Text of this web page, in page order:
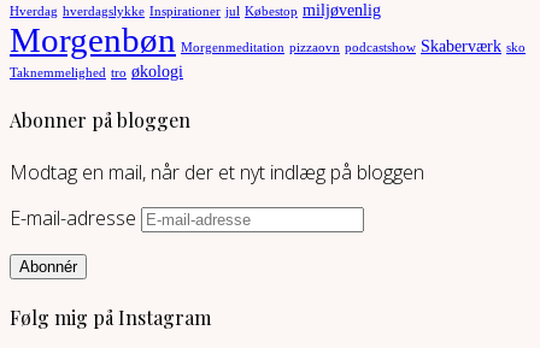
Hverdag hverdagslykke Inspirationer jul Købestop miljøvenlig
Morgenbøn Morgenmeditation pizzaovn podcastshow Skaberværk sko
Taknemmelighed tro økologi
Abonner på bloggen
Modtag en mail, når der et nyt indlæg på bloggen
E-mail-adresse
Abonnér
Følg mig på Instagram